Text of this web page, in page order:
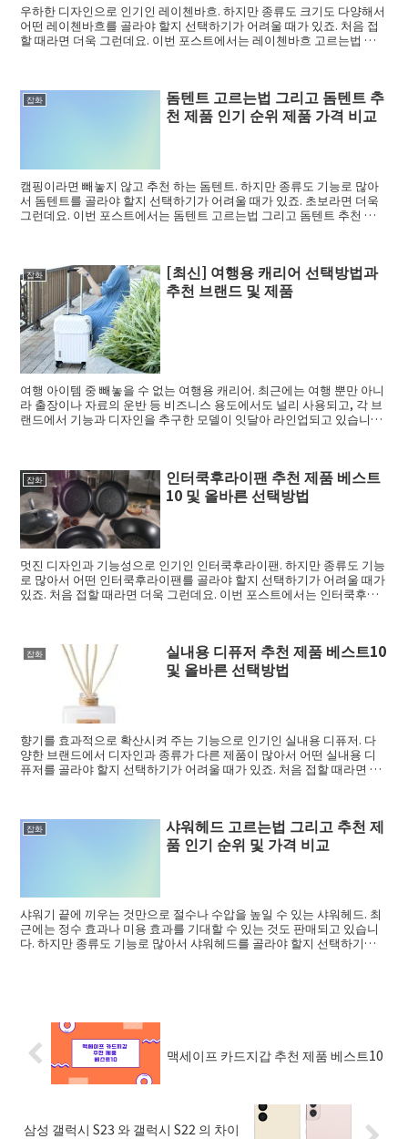
우하한 디자인으로 인기인 레이첸바흐. 하지만 종류도 크기도 다양해서
어떤 레이첸바흐를 골라야 할지 선택하기가 어려울 때가 있죠. 처음 접
할 때라면 더욱 그런데요. 이번 포스트에서는 레이첸바흐 고르는법 그
잡화
돔텐트 고르는법 그리고 돔텐트 추
천 제품 인기 순위 제품 가격 비교
캠핑이라면 빼놓지 않고 추천 하는 돔텐트. 하지만 종류도 기능로 많아
서 돔텐트를 골라야 할지 선택하기가 어려울 때가 있죠. 초보라면 더욱
그런데요. 이번 포스트에서는 돔텐트 고르는법 그리고 돔텐트 추천 제
잡화
[최신] 여행용 캐리어 선택방법과
추천 브랜드 및 제품
여행 아이템 중 빼놓을 수 없는 여행용 캐리어. 최근에는 여행 뿐만 아니
라 출장이나 자료의 운반 등 비즈니스 용도에서도 널리 사용되고, 각 브
랜드에서 기능과 디자인을 추구한 모델이 잇달아 라인업되고 있습니다.
잡화
인터쿡후라이팬 추천 제품 베스트
10 및 올바른 선택방법
멋진 디자인과 기능성으로 인기인 인터쿡후라이팬. 하지만 종류도 기능
로 많아서 어떤 인터쿡후라이팬를 골라야 할지 선택하기가 어려울 때가
있죠. 처음 접할 때라면 더욱 그런데요. 이번 포스트에서는 인터쿡후라
잡화
실내용 디퓨저 추천 제품 베스트10
및 올바른 선택방법
향기를 효과적으로 확산시켜 주는 기능으로 인기인 실내용 디퓨저. 다
양한 브랜드에서 디자인과 종류가 다른 제품이 많아서 어떤 실내용 디
퓨저를 골라야 할지 선택하기가 어려울 때가 있죠. 처음 접할 때라면 더
잡화
샤워헤드 고르는법 그리고 추천 제
품 인기 순위 및 가격 비교
샤워기 끝에 끼우는 것만으로 절수나 수압을 높일 수 있는 샤워헤드. 최
근에는 정수 효과나 미용 효과를 기대할 수 있는 것도 판매되고 있습니
다. 하지만 종류도 기능로 많아서 샤워헤드를 골라야 할지 선택하기가
맥세이프 카드지갑 추천 제품 베스트10
삼성 갤럭시 S23 와 갤럭시 S22 의 차이